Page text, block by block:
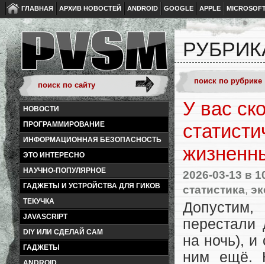
ГЛАВНАЯ АРХИВ НОВОСТЕЙ ANDROID GOOGLE APPLE
НОВОСТИ
ПРОГРАММИРОВАНИЕ
ИНФОРМАЦИОННАЯ БЕЗОПАСНОСТЬ
ЭТО ИНТЕРЕСНО
НАУЧНО-ПОПУЛЯРНОЕ
ГАДЖЕТЫ И УСТРОЙСТВА ДЛЯ ГИКОВ
ТЕКУЧКА
JAVASCRIPT
DIY ИЛИ СДЕЛАЙ САМ
ГАДЖЕТЫ
У вас
2026-03-13 в
статистика,
на ночь), и
ним ещё.